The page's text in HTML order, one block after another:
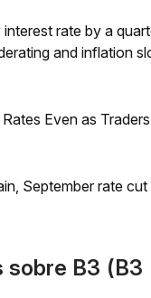
interest rate by a
and inflation
Rates Even as
September rate cut
B3 (B3